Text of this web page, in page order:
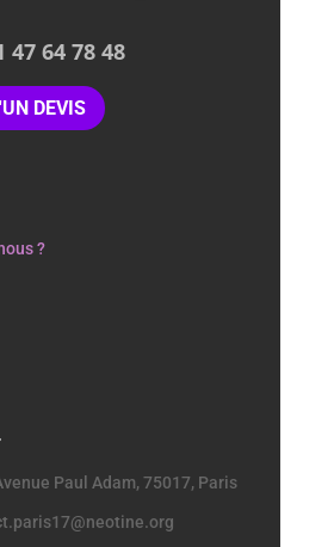
47 64 78 48
DEVIS
?
Paul Adam, 75017, Paris